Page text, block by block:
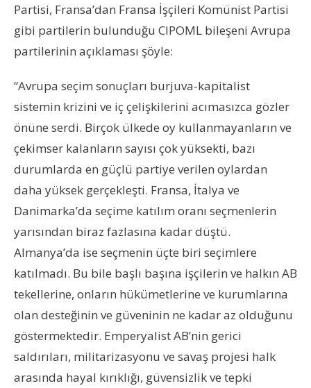
Partisi, Fransa’dan Fransa İşçileri Komünist Partisi
gibi partilerin bulunduğu CIPOML bileşeni Avrupa
partilerinin açıklaması şöyle:
“Avrupa seçim sonuçları burjuva-kapitalist
sistemin krizini ve iç çelişkilerini acımasızca gözler
önüne serdi. Birçok ülkede oy kullanmayanların ve
çekimser kalanların sayısı çok yüksekti, bazı
durumlarda en güçlü partiye verilen oylardan
daha yüksek gerçekleşti. Fransa, İtalya ve
Danimarka’da seçime katılım oranı seçmenlerin
yarısından biraz fazlasına kadar düştü.
Almanya’da ise seçmenin üçte biri seçimlere
katılmadı. Bu bile başlı başına işçilerin ve halkın AB
tekellerine, onların hükümetlerine ve kurumlarına
olan desteğinin ve güveninin ne kadar az olduğunu
göstermektedir. Emperyalist AB’nin gerici
saldırıları, militarizasyonu ve savaş projesi halk
arasında hayal kırıklığı, güvensizlik ve tepki